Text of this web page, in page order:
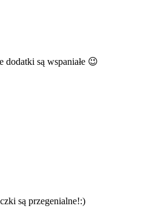
dodatki są wspaniałe 😉
są przegenialne!:)